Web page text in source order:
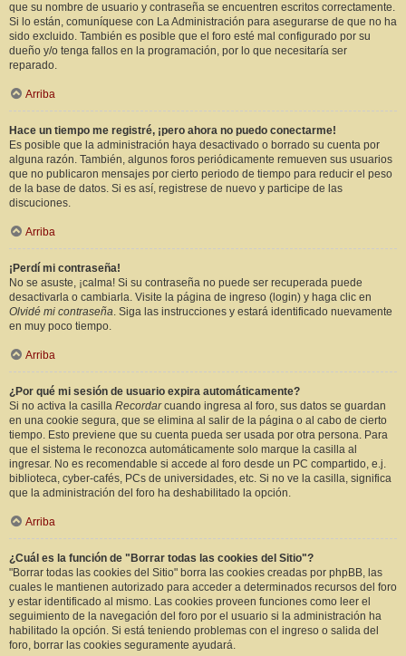
que su nombre de usuario y contraseña se encuentren escritos correctamente.
Si lo están, comuníquese con La Administración para asegurarse de que no ha
sido excluido. También es posible que el foro esté mal configurado por su
dueño y/o tenga fallos en la programación, por lo que necesitaría ser
reparado.
Arriba
Hace un tiempo me registré, ¡pero ahora no puedo conectarme!
Es posible que la administración haya desactivado o borrado su cuenta por
alguna razón. También, algunos foros periódicamente remueven sus usuarios
que no publicaron mensajes por cierto periodo de tiempo para reducir el peso
de la base de datos. Si es así, registrese de nuevo y participe de las
discuciones.
Arriba
¡Perdí mi contraseña!
No se asuste, ¡calma! Si su contraseña no puede ser recuperada puede
desactivarla o cambiarla. Visite la página de ingreso (login) y haga clic en
Olvidé mi contraseña. Siga las instrucciones y estará identificado nuevamente
en muy poco tiempo.
Arriba
¿Por qué mi sesión de usuario expira automáticamente?
Si no activa la casilla Recordarcuando ingresa al foro, sus datos se guardan
en una cookie segura, que se elimina al salir de la página o al cabo de cierto
tiempo. Esto previene que su cuenta pueda ser usada por otra persona. Para
que el sistema le reconozca automáticamente solo marque la casilla al
ingresar. No es recomendable si accede al foro desde un PC compartido, e.j.
biblioteca, cyber-cafés, PCs de universidades, etc. Si no ve la casilla, significa
que la administración del foro ha deshabilitado la opción.
Arriba
¿Cuál es la función de "Borrar todas las cookies del Sitio"?
"Borrar todas las cookies del Sitio" borra las cookies creadas por phpBB, las
cuales le mantienen autorizado para acceder a determinados recursos del foro
y estar identificado al mismo. Las cookies proveen funciones como leer el
seguimiento de la navegación del foro por el usuario si la administración ha
habilitado la opción. Si está teniendo problemas con el ingreso o salida del
foro, borrar las cookies seguramente ayudará.